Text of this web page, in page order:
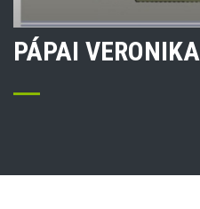
PÁPAI VERONIKA